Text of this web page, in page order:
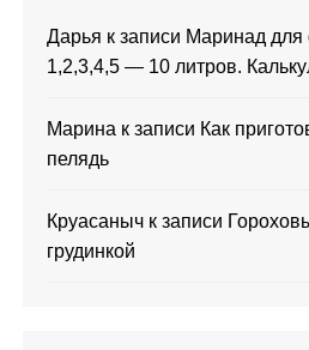
Дарья к записи Маринад для
1,2,3,4,5 — 10 литров.
Марина к записи Как
пелядь
Круасаныч к записи
грудинкой